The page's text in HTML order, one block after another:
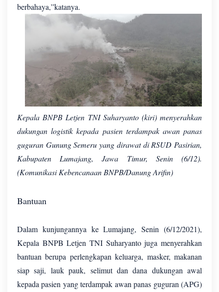
berbahaya,”katanya.
Kepala BNPB Letjen TNI Suharyanto (kiri) menyerahkan
dukungan logistik kepada pasien terdampak awan panas
guguran Gunung Semeru yang dirawat di RSUD Pasirian,
Kabupaten Lumajang, Jawa Timur, Senin (6/12).
(Komunikasi Kebencanaan BNPB/Danung Arifin)
Bantuan
Dalam kunjungannya ke Lumajang, Senin (6/12/2021),
Kepala BNPB Letjen TNI Suharyanto juga menyerahkan
bantuan berupa perlengkapan keluarga, masker, makanan
siap saji, lauk pauk, selimut dan dana dukungan awal
kepada pasien yang terdampak awan panas guguran (APG)